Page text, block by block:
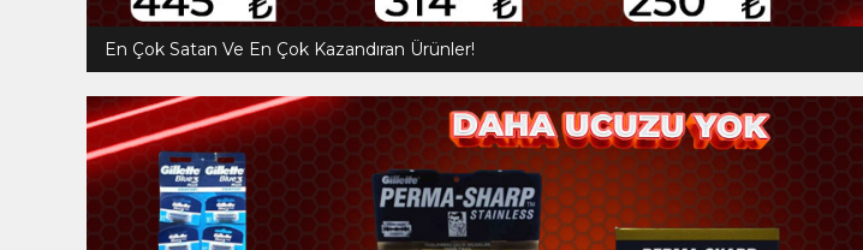
En Çok Satan Ve En Çok Kazandıran Ürünler!